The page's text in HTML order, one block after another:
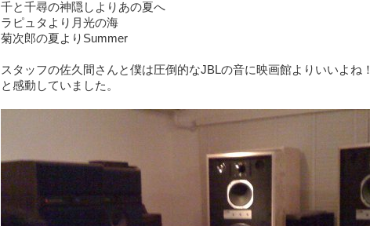
千と千尋の神隠しよりあの夏へ
ラピュタより月光の海
菊次郎の夏よりSummer
スタッフの佐久間さんと僕は圧倒的なJBLの音に映画館よりいいよね！
と感動していました。